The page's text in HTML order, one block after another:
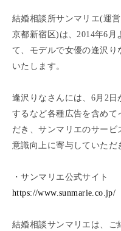
結婚相談所サンマリエ(運
京都新宿区)は、2014年6月
て、モデルで女優の逢沢
いたします。
逢沢りなさんには、6月2
するなど各種広告を含めて
だき、サンマリエのサー
意識向上に寄与していただ
・サンマリエ公式サイト
https://www.sunmarie.co.jp/
結婚相談サンマリエは、ご